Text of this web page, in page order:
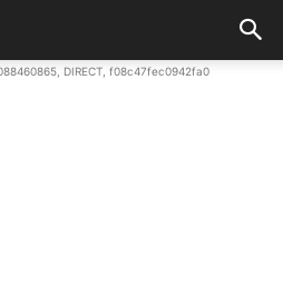
DIRECT, f08c47fec0942fa0